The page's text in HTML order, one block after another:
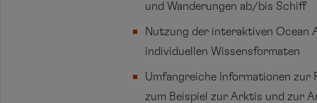
und Wanderungen ab/bis Schiff
Nutzung der interaktiven Ocean
individuellen Wissensformaten
Umfangreiche Informationen zur
zum Beispiel zur Arktis und zur